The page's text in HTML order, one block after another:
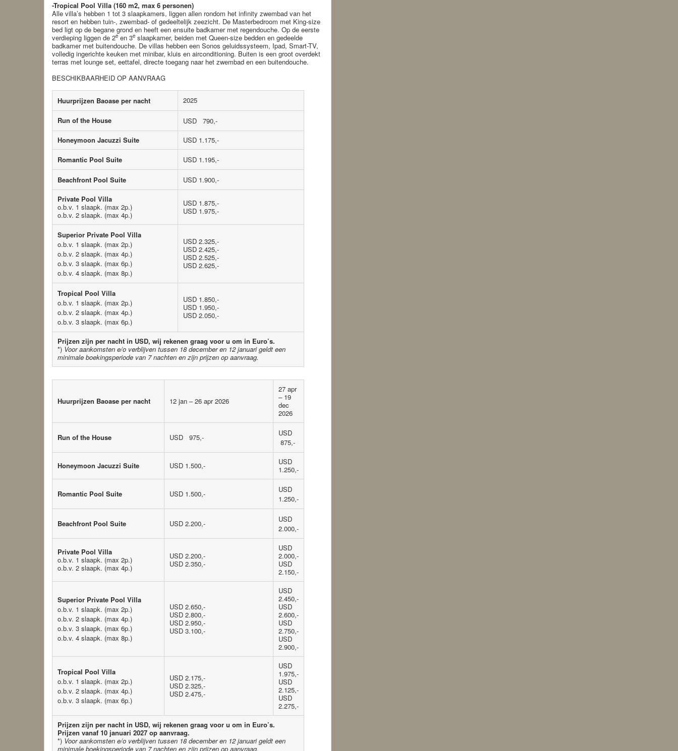
-Tropical Pool Villa (160 m2, max 6 personen)
Alle villa’s hebben 1 tot 3 slaapkamers, liggen allen rondom het infinity zwembad van het
resort en hebben tuin-, zwembad- of gedeeltelijk zeezicht. De Masterbedroom met King-size
bed ligt op de begane grond en heeft een ensuite badkamer met regendouche. Op de eerste
verdieping liggen de 2e en 3e slaapkamer, beiden met Queen-size bedden en gedeelde
badkamer met buitendouche. De villas hebben een Sonos geluidssysteem, Ipad, Smart-TV,
volledig ingerichte keuken met minibar, kluis en airconditioning. Buiten is een groot overdekt
terras met lounge set, eettafel, directe toegang naar het zwembad en een buitendouche.
BESCHIKBAARHEID OP AANVRAAG
Huurprijzen Baoase per nacht 2025
Run of the House
USD 790,-
Honeymoon Jacuzzi Suite
USD 1.175,-
Romantic Pool Suite USD 1.195,-
Beachfront Pool Suite
USD 1.900,-
Private Pool Villa
o.b.v. 1 slaapk. (max 2p.)
o.b.v. 2 slaapk. (max 4p.)
USD 1.875,-
USD 1.975,-
Superior Private Pool Villa
o.b.v. 1 slaapk. (max 2p.)
o.b.v. 2 slaapk. (max 4p.)
o.b.v. 3 slaapk. (max 6p.)
o.b.v. 4 slaapk. (max 8p.)
USD 2.325,-
USD 2.425,-
USD 2.525,-
USD 2.625,-
Tropical Pool Villa
o.b.v. 1 slaapk. (max 2p.)
o.b.v. 2 slaapk. (max 4p.)
o.b.v. 3 slaapk. (max 6p.)
USD 1.850,-
USD 1.950,-
USD 2.050,-
Prijzen zijn per nacht in USD, wij rekenen graag voor u om in Euro’s.
*) Voor aankomsten e/o verblijven tussen 18 december en 12 januari geldt een
minimale boekingsperiode van 7 nachten en zijn prijzen op aanvraag.
Huurprijzen Baoase per nacht 12 jan – 26 apr 2026
27 apr
– 19
dec
2026
Run of the House USD 975,-
USD
875,-
Honeymoon Jacuzzi Suite USD 1.500,-
USD
1.250,-
Romantic Pool Suite USD 1.500,-
USD
1.250,-
Beachfront Pool Suite USD 2.200,-
USD
2.000,-
Private Pool Villa
o.b.v. 1 slaapk. (max 2p.)
o.b.v. 2 slaapk. (max 4p.)
USD 2.200,-
USD 2.350,-
USD
2.000,-
USD
2.150,-
Superior Private Pool Villa
o.b.v. 1 slaapk. (max 2p.)
o.b.v. 2 slaapk. (max 4p.)
o.b.v. 3 slaapk. (max 6p.)
o.b.v. 4 slaapk. (max 8p.)
USD 2.650,-
USD 2.800,-
USD 2.950,-
USD 3.100,-
USD
2.450,-
USD
2.600,-
USD
2.750,-
USD
2.900,-
Tropical Pool Villa
o.b.v. 1 slaapk. (max 2p.)
o.b.v. 2 slaapk. (max 4p.)
o.b.v. 3 slaapk. (max 6p.)
USD 2.175,-
USD 2.325,-
USD 2.475,-
USD
1.975,-
USD
2.125,-
USD
2.275,-
Prijzen zijn per nacht in USD, wij rekenen graag voor u om in Euro’s.
Prijzen vanaf 10 januari 2027 op aanvraag.
*) Voor aankomsten e/o verblijven tussen 18 december en 12 januari geldt een
minimale boekingsperiode van 7 nachten en zijn prijzen op aanvraag.